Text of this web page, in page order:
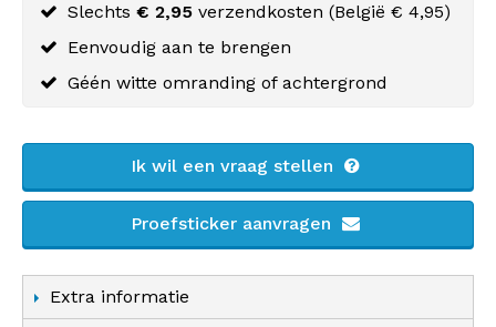
Slechts € 2,95 verzendkosten (België € 4,95)
Eenvoudig aan te brengen
Géén witte omranding of achtergrond
Ik wil een vraag stellen
Proefsticker aanvragen
Extra informatie